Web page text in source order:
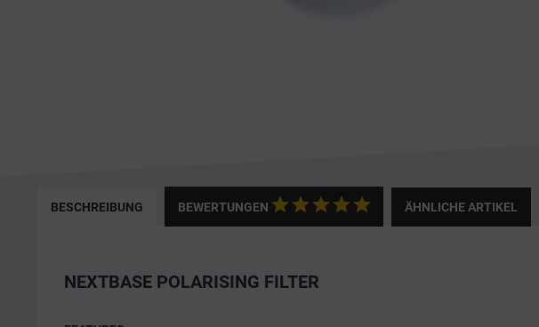
BESCHREIBUNG BEWERTUNGEN ÄHNLICHE ARTIKEL
NEXTBASE POLARISING FILTER